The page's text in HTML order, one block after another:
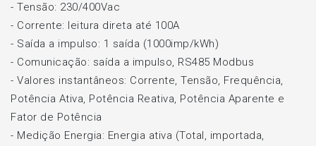
- Tensão: 230/400Vac
- Corrente: leitura direta até 100A
- Saída a impulso: 1 saída (1000imp/kWh)
- Comunicação: saída a impulso, RS485 Modbus
- Valores instantâneos: Corrente, Tensão, Frequência,
Potência Ativa, Potência Reativa, Potência Aparente e
Fator de Potência
- Medição Energia: Energia ativa (Total, importada,